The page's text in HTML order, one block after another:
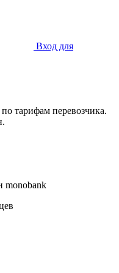
Вход для
тарифам перевозчика.
monobank